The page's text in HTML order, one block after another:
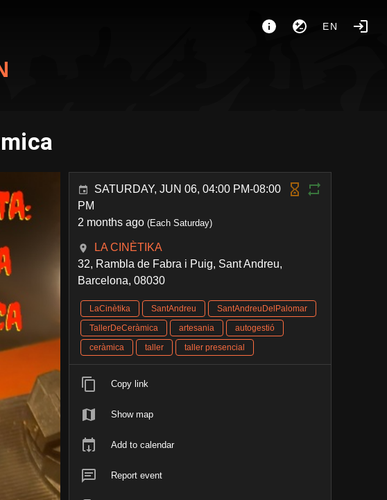
EN
SATURDAY, JUN 06, 04:00 PM-08:00
PM
2 months ago (Each Saturday)
LA CINÈTIKA
32, Rambla de Fabra i Puig, Sant Andreu,
Barcelona, 08030
LaCinètika SantAndreu
SantAndreuDelPalomar
TallerDeCeràmica
artesania
autogestió
ceràmica
taller taller presencial
Copy link
Show map
Add to calendar
Report event